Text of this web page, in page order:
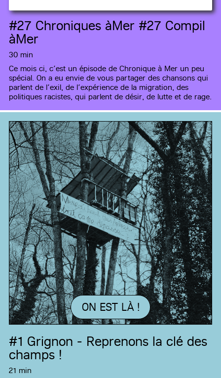
#27 Chroniques àMer #27 Compil
àMer
30 min
Ce mois ci, c’est un épisode de Chronique à Mer un peu
spécial. On a eu envie de vous partager des chansons qui
parlent de l’exil, de l’expérience de la migration, des
politiques racistes, qui parlent de désir, de lutte et de rage.
ON EST LÀ !
#1 Grignon - Reprenons la clé des
champs !
21 min